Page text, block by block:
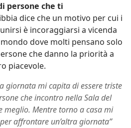
persone che ti
dice che un motivo per cui i
è incoraggiarsi a vicenda
dove molti pensano solo
che danno la priorità a
piacevole.
giornata mi capita di essere triste
che incontro nella Sala del
meglio. Mentre torno a casa mi
affrontare un’altra giornata”